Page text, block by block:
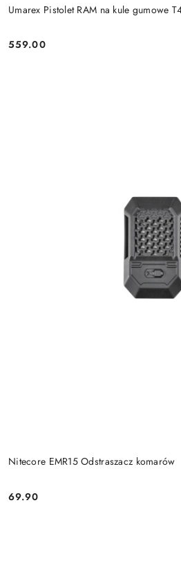
Umarex Pistolet RAM na kule gumowe
Cena:
559.00
Nitecore EMR15 Odstraszacz komarów
Cena:
69.90